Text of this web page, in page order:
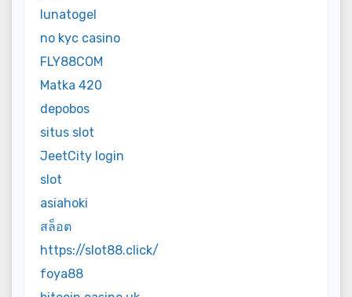
lunatogel
no kyc casino
FLY88COM
Matka 420
depobos
situs slot
JeetCity login
slot
asiahoki
สล็อต
https://slot88.click/
foya88